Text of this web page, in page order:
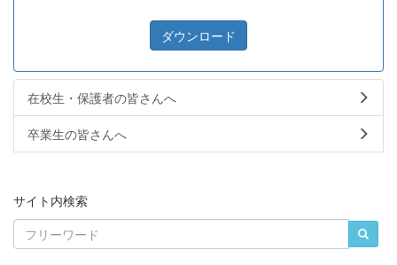
ダウンロード
在校生・保護者の皆さんへ
卒業生の皆さんへ
サイト内検索